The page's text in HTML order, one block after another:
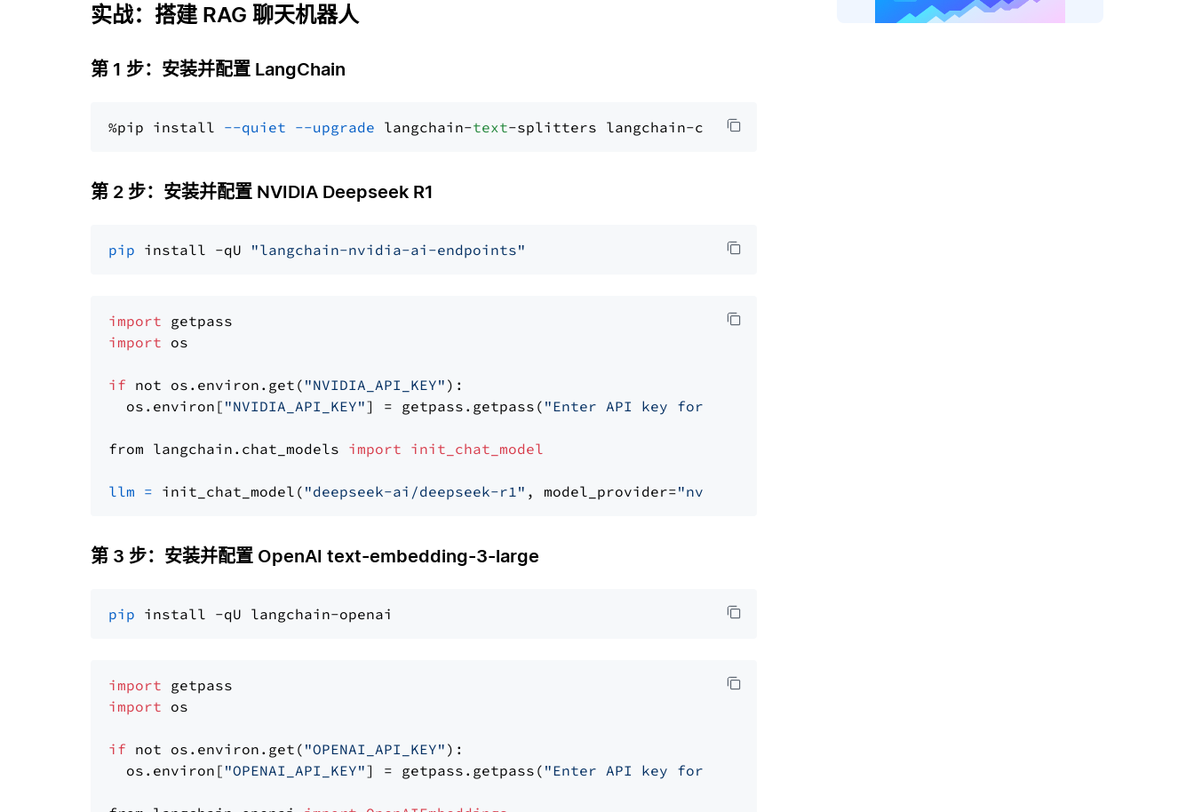
实战：搭建 RAG 聊天机器人
第 1 步：安装并配置 LangChain
%pip install --quiet --upgrade langchain-text
第 2 步：安装并配置 NVIDIA Deepseek R1
pip install -qU "langchain-nvidia-ai-endpoints"
import
import os
if not os.environ.get( "NVIDIA_API_KEY" ):
  os.environ[
"NVIDIA_API_KEY"] = getpass.getpass( "Enter API key for NVIDIA: "
from langchain.chat_models import init_chat_model
llm = init_chat_model( "deepseek-ai/deepseek-r1" , model_provider="nvidia"
第 3 步：安装并配置 OpenAI text-embedding-3-large
pip
import
import os
if not os.environ.get( "OPENAI_API_KEY" ):
  os.environ[
"OPENAI_API_KEY"] = getpass.getpass( "Enter API key for OpenAI: "